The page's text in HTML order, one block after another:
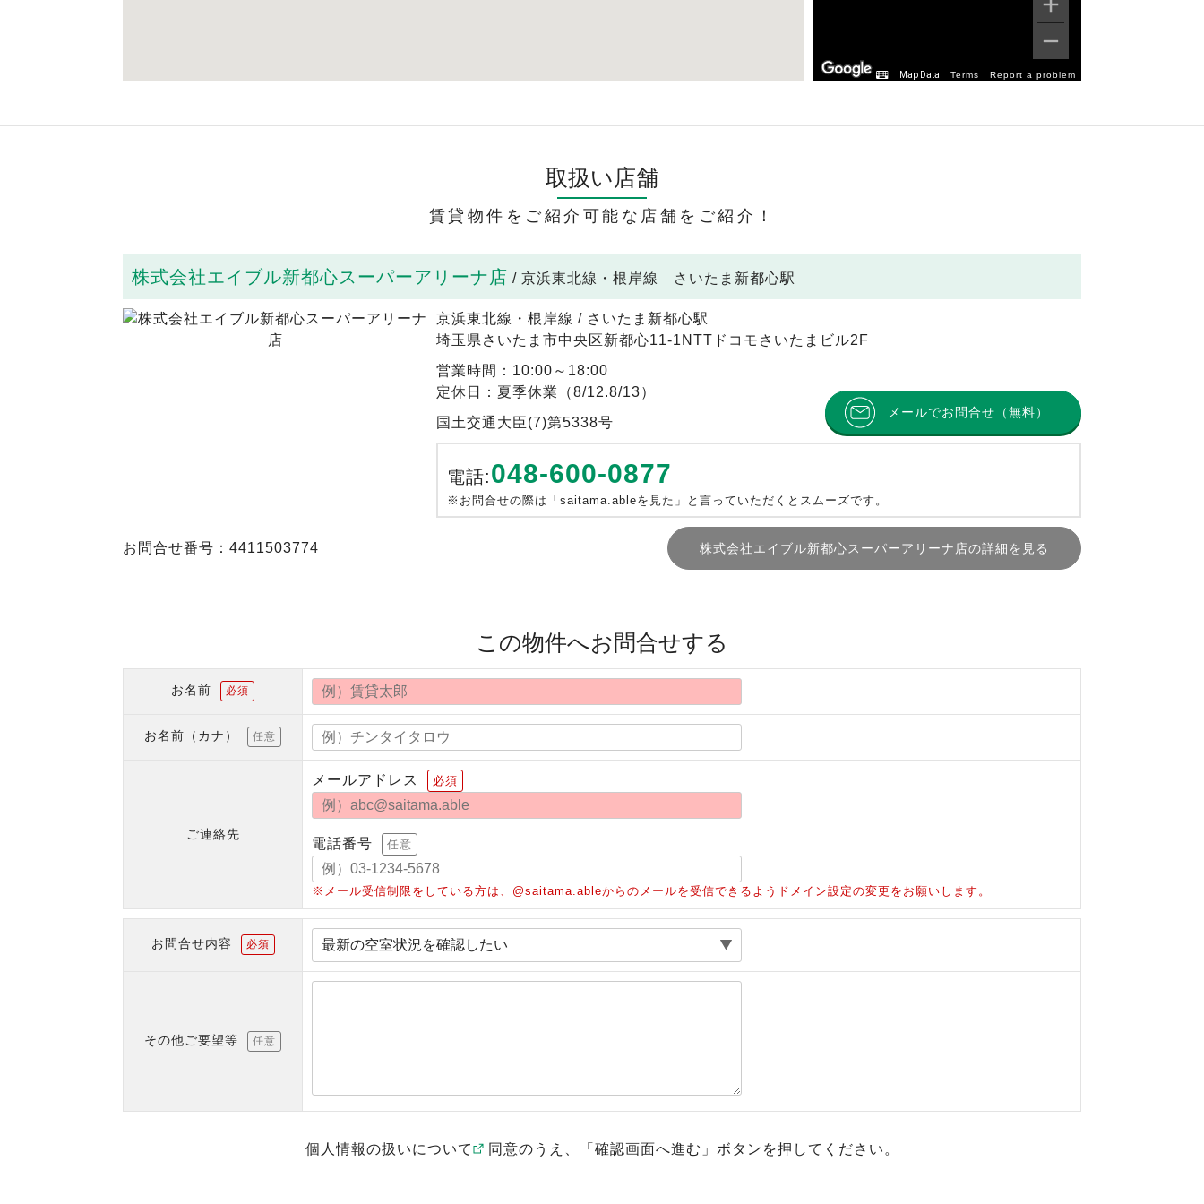
Map Data Terms Report a problem
取扱い店舗
賃貸物件をご紹介可能な店舗をご紹介！
株式会社エイブル新都心スーパーアリーナ店 / 京浜東北線・根岸線 さいたま新都心駅
京浜東北線・根岸線 / さいたま新都心駅
埼玉県さいたま市中央区新都心11-1NTTドコモさいたまビル2F
営業時間：10:00～18:00
定休日：夏季休業（8/12.8/13）
国土交通大臣(7)第5338号
メールでお問合せ（無料）
電話:048-600-0877
※お問合せの際は「saitama.ableを見た」と言っていただくとスムーズです。
お問合せ番号：4411503774 株式会社エイブル新都心スーパーアリーナ店の詳細を見る
この物件へお問合せする
お名前 必須
お名前（カナ） 任意
ご連絡先
メールアドレス 必須
電話番号 任意
※メール受信制限をしている方は、@saitama.ableからのメールを受信できるようドメイン設定の変更をお願いします。
お問合せ内容 必須
その他ご要望等 任意
個人情報の扱いについて 同意のうえ、「確認画面へ進む」ボタンを押してください。